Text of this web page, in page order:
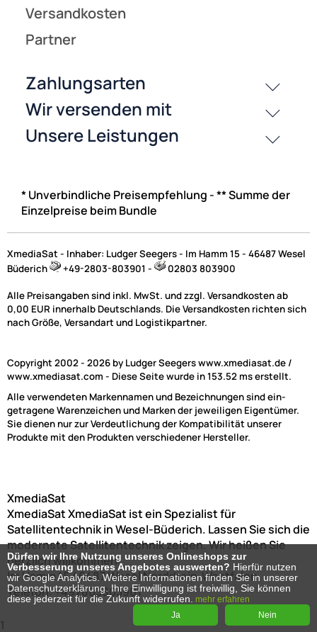
* Unverbindliche Preisempfehlung - ** Summe der
Einzelpreise beim Bundle
XmediaSat - Inhaber: Ludger Seegers - Im Hamm 15 - 46487 Wesel
Büderich
+49-2803-803901 - 02803 803900
Alle Preisangaben sind inkl. MwSt. und zzgl. Versandkosten ab
0,00 EUR innerhalb Deutschlands. Die Versandkosten richten sich
nach Größe, Versandart und Logistikpartner.
Copyright 2002 - 2026 by Ludger Seegers www.xmediasat.de /
www.xmediasat.com - Diese Seite wurde in 153.52 ms erstellt.
Alle verwendeten Markennamen und Bezeichnungen sind ein-
getragene Warenzeichen und Marken der jeweiligen Eigentümer.
Sie dienen nur zur Verdeutlichung der Kompatibilität unserer
Produkte mit den Produkten verschiedener Hersteller.
XmediaSat
XmediaSatXmediaSat ist ein Spezialist für
Satellitentechnik in Wesel-Büderich. Lassen Sie sich die
modernste Satellitentechnik zeigen. Wir heißen Sie
herzlich willkommen!
Im Hamm 1546487Wesel Nordrhein-Westfalen
Telefon:+492803803901
Dürfen wir Ihre Nutzung unseres Onlineshops zur
Verbesserung unseres Angebotes auswerten? Hierfür nutzen
wir Google Analytics. Weitere Informationen finden Sie in unserer
Datenschutzerklärung. Ihre Einwilligung ist freiwillig, Sie können
diese jederzeit für die Zukunft widerrufen.
mehr erfahren
Nein
Ja
1